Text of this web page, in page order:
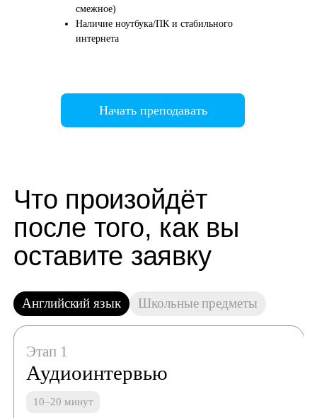
Начать преподавать
смежное)
Наличие ноутбука/ПК и стабильного
интернета